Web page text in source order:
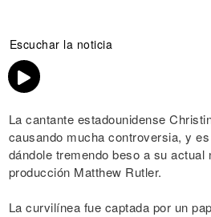
Escuchar la noticia
La cantante estadounidense
causando mucha controversia, y
dándole tremendo beso a su actual
producción Matthew Rutler.
La curvilínea fue captada por un